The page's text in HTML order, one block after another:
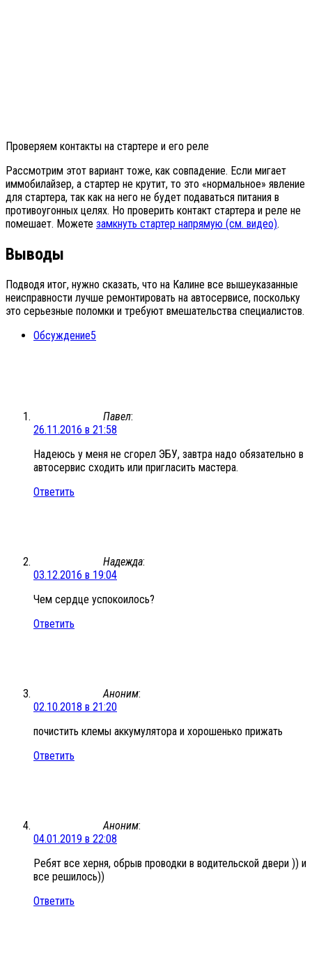
Проверяем контакты на стартере и его реле
Рассмотрим этот вариант тоже, как совпадение. Если мигает
иммобилайзер, а стартер не крутит, то это «нормальное» явление
для стартера, так как на него не будет подаваться питания в
противоугонных целях. Но проверить контакт стартера и реле не
помешает. Можете замкнуть стартер напрямую (см. видео).
Выводы
Подводя итог, нужно сказать, что на Калине все вышеуказанные
неисправности лучше ремонтировать на автосервисе, поскольку
это серьезные поломки и требуют вмешательства специалистов.
Обсуждение5
Павел:
26.11.2016 в 21:58
Надеюсь у меня не сгорел ЭБУ, завтра надо обязательно в
автосервис сходить или пригласить мастера.
Ответить
Надежда:
03.12.2016 в 19:04
Чем сердце успокоилось?
Ответить
Аноним:
02.10.2018 в 21:20
почистить клемы аккумулятора и хорошенько прижать
Ответить
Аноним:
04.01.2019 в 22:08
Ребят все херня, обрыв проводки в водительской двери )) и
все решилось))
Ответить